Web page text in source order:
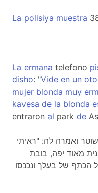
La polisiya muestra
La ermana telefono
disho: "Vide en un
mujer blonda muy
kavesa de la blonda
entraron al park de
ואמרה לה: "ראיתי
מאוד יפה, בובת
הכתף של בעלך ונכנסו